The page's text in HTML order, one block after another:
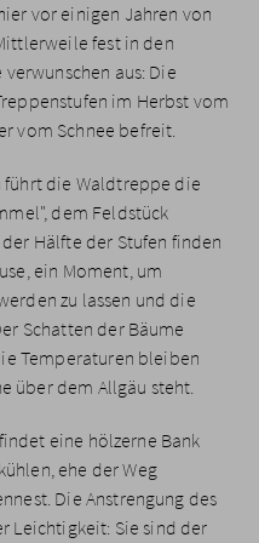
vor einigen Jahren von
fest in den
aus: Die
im Herbst vom
vom Schnee befreit.
führt die Waldtreppe die
dem Feldstück
Hälfte der Stufen finden
ein Moment, um
zu lassen und die
Schatten der Bäume
Temperaturen bleiben
über dem Allgäu steht.
eine hölzerne Bank
ehe der Weg
Die Anstrengung des
Leichtigkeit: Sie sind der